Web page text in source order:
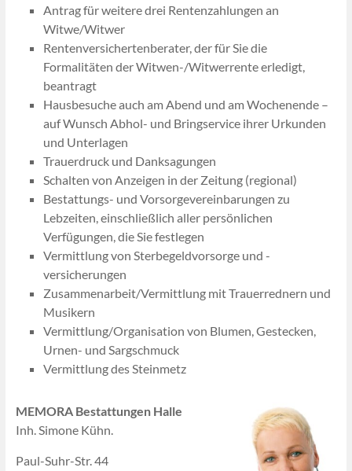
Antrag für weitere drei Rentenzahlungen an
Witwe/Witwer
Rentenversichertenberater, der für Sie die
Formalitäten der Witwen-/Witwerrente erledigt,
beantragt
Hausbesuche auch am Abend und am Wochenende –
auf Wunsch Abhol- und Bringservice ihrer Urkunden
und Unterlagen
Trauerdruck und Danksagungen
Schalten von Anzeigen in der Zeitung (regional)
Bestattungs- und Vorsorgevereinbarungen zu
Lebzeiten, einschließlich aller persönlichen
Verfügungen, die Sie festlegen
Vermittlung von Sterbegeldvorsorge und -
versicherungen
Zusammenarbeit/Vermittlung mit Trauerrednern und
Musikern
Vermittlung/Organisation von Blumen, Gestecken,
Urnen- und Sargschmuck
Vermittlung des Steinmetz
MEMORA Bestattungen Halle
Inh. Simone Kühn.
Paul-Suhr-Str. 44